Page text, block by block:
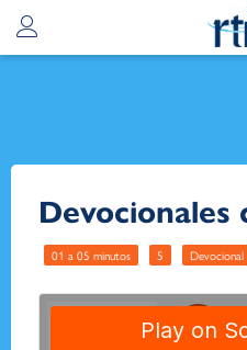
01 a 05 minutos 5 Devocional